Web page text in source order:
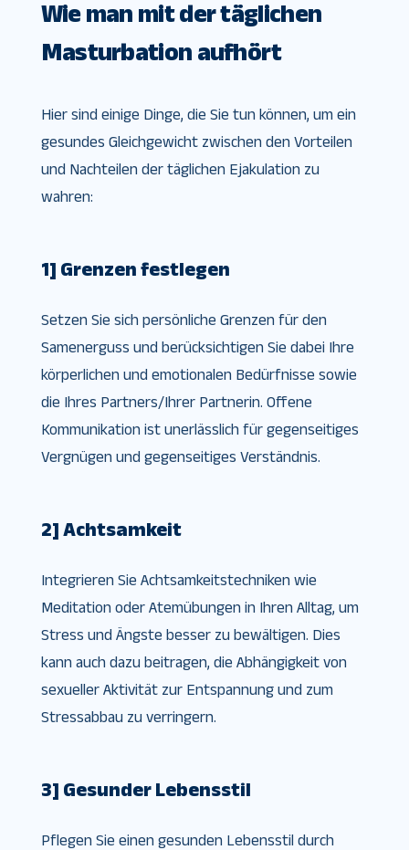
Wie man mit der täglichen
Masturbation aufhört
Hier sind einige Dinge, die Sie tun können, um ein
gesundes Gleichgewicht zwischen den Vorteilen
und Nachteilen der täglichen Ejakulation zu
wahren:
1] Grenzen festlegen
Setzen Sie sich persönliche Grenzen für den
Samenerguss und berücksichtigen Sie dabei Ihre
körperlichen und emotionalen Bedürfnisse sowie
die Ihres Partners/Ihrer Partnerin. Offene
Kommunikation ist unerlässlich für gegenseitiges
Vergnügen und gegenseitiges Verständnis.
2] Achtsamkeit
Integrieren Sie Achtsamkeitstechniken wie
Meditation oder Atemübungen in Ihren Alltag, um
Stress und Ängste besser zu bewältigen. Dies
kann auch dazu beitragen, die Abhängigkeit von
sexueller Aktivität zur Entspannung und zum
Stressabbau zu verringern.
3] Gesunder Lebensstil
Pflegen Sie einen gesunden Lebensstil durch